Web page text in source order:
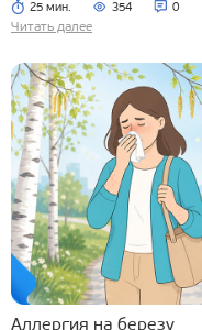
25 мин. 354 0
Читать далее
Аллергия на березу